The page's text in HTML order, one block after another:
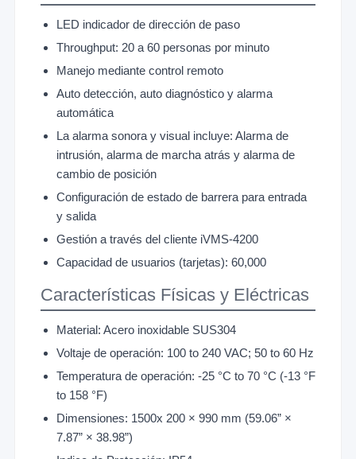
LED indicador de dirección de paso
Throughput: 20 a 60 personas por minuto
Manejo mediante control remoto
Auto detección, auto diagnóstico y alarma
automática
La alarma sonora y visual incluye: Alarma de
intrusión, alarma de marcha atrás y alarma de
cambio de posición
Configuración de estado de barrera para entrada
y salida
Gestión a través del cliente iVMS-4200
Capacidad de usuarios (tarjetas): 60,000
Características Físicas y Eléctricas
Material: Acero inoxidable SUS304
Voltaje de operación: 100 to 240 VAC; 50 to 60 Hz
Temperatura de operación: -25 °C to 70 °C (-13 °F
to 158 °F)
Dimensiones: 1500x 200 × 990 mm (59.06” ×
7.87” × 38.98”)